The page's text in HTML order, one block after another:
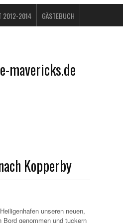
2012-2014 GÄSTEBUCH
Kopperby
unseren neuen,
Bord genommen und tuckern